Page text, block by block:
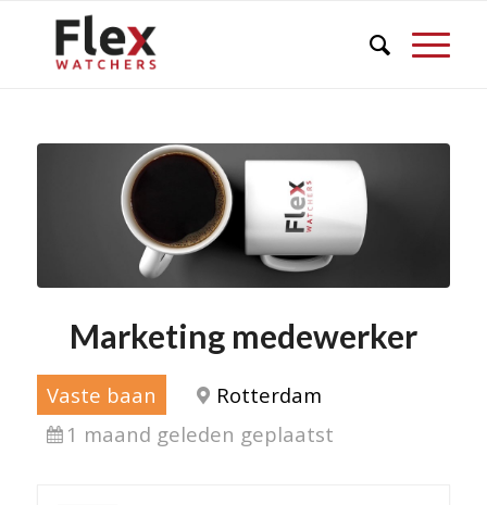
Marketing medewerker
Vaste baan
Rotterdam
1 maand geleden geplaatst